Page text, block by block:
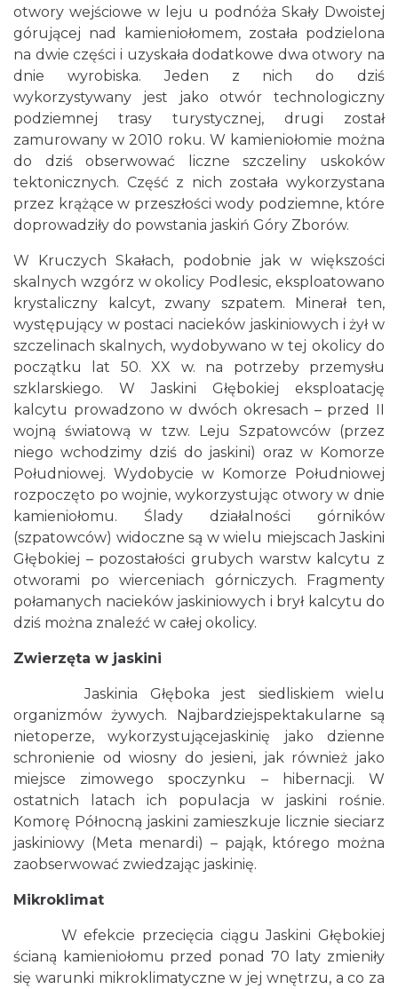
otwory wejściowe w leju u podnóża Skały Dwoistej
górującej nad kamieniołomem, została podzielona
na dwie części i uzyskała dodatkowe dwa otwory na
dnie wyrobiska. Jeden z nich do dziś
wykorzystywany jest jako otwór technologiczny
podziemnej trasy turystycznej, drugi został
zamurowany w 2010 roku. W kamieniołomie można
do dziś obserwować liczne szczeliny uskoków
tektonicznych. Część z nich została wykorzystana
przez krążące w przeszłości wody podziemne, które
doprowadziły do powstania jaskiń Góry Zborów.
W Kruczych Skałach, podobnie jak w większości
skalnych wzgórz w okolicy Podlesic, eksploatowano
krystaliczny kalcyt, zwany szpatem. Minerał ten,
występujący w postaci nacieków jaskiniowych i żył w
szczelinach skalnych, wydobywano w tej okolicy do
początku lat 50. XX w. na potrzeby przemysłu
szklarskiego. W Jaskini Głębokiej eksploatację
kalcytu prowadzono w dwóch okresach – przed II
wojną światową w tzw. Leju Szpatowców (przez
niego wchodzimy dziś do jaskini) oraz w Komorze
Południowej. Wydobycie w Komorze Południowej
rozpoczęto po wojnie, wykorzystując otwory w dnie
kamieniołomu. Ślady działalności górników
(szpatowców) widoczne są w wielu miejscach Jaskini
Głębokiej – pozostałości grubych warstw kalcytu z
otworami po wierceniach górniczych. Fragmenty
połamanych nacieków jaskiniowych i brył kalcytu do
dziś można znaleźć w całej okolicy.
Zwierzęta w jaskini
Jaskinia Głęboka jest siedliskiem wielu
organizmów żywych. Najbardziejspektakularne są
nietoperze, wykorzystującejaskinię jako dzienne
schronienie od wiosny do jesieni, jak również jako
miejsce zimowego spoczynku – hibernacji. W
ostatnich latach ich populacja w jaskini rośnie.
Komorę Północną jaskini zamieszkuje licznie sieciarz
jaskiniowy (Meta menardi) – pająk, którego można
zaobserwować zwiedzając jaskinię.
Mikroklimat
W efekcie przecięcia ciągu Jaskini Głębokiej
ścianą kamieniołomu przed ponad 70 laty zmieniły
się warunki mikroklimatyczne w jej wnętrzu, a co za